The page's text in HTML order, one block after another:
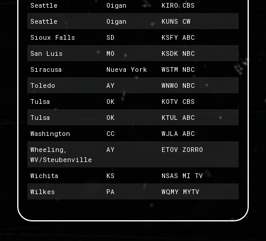
Seattle
Oigan
KIRO CBS
Seattle
Oigan
KUNS CW
Sioux Falls
SD
KSFY ABC
San Luis
MO
KSDK NBC
Siracusa
Nueva York
WSTM NBC
Toledo
AY
WNWO NBC
Tulsa
OK
KOTV CBS
Tulsa
OK
KTUL ABC
Washington
CC
WJLA ABC
Wheeling,
WV/Steubenville
AY ETOV ZORRO
Wichita KS
NSAS MI TV
Wilkes
PA WQMY MYTV